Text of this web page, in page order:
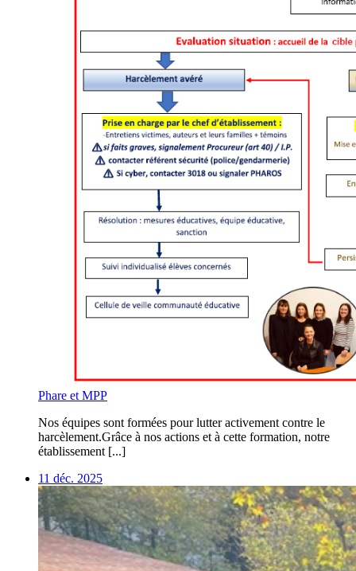
Phare et MPP
Nos équipes sont formées pour lutter activement contre le
harcèlement.Grâce à nos actions et à cette formation, notre
établissement [...]
11 déc. 2025